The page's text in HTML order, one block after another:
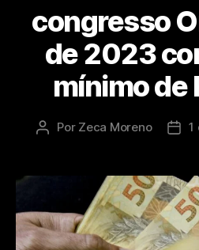
congresso
de 2023
mínimo de
Por Zeca Moreno 1